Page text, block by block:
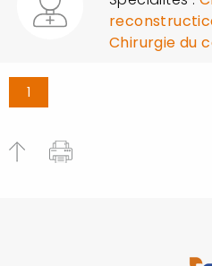
Chirurgie du
1